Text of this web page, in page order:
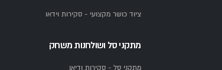
ציוד כושר מקצועי - סקירות וידאו
מתקני סל ושולחנות משחק
מתקני סל - סקירות ודיאו